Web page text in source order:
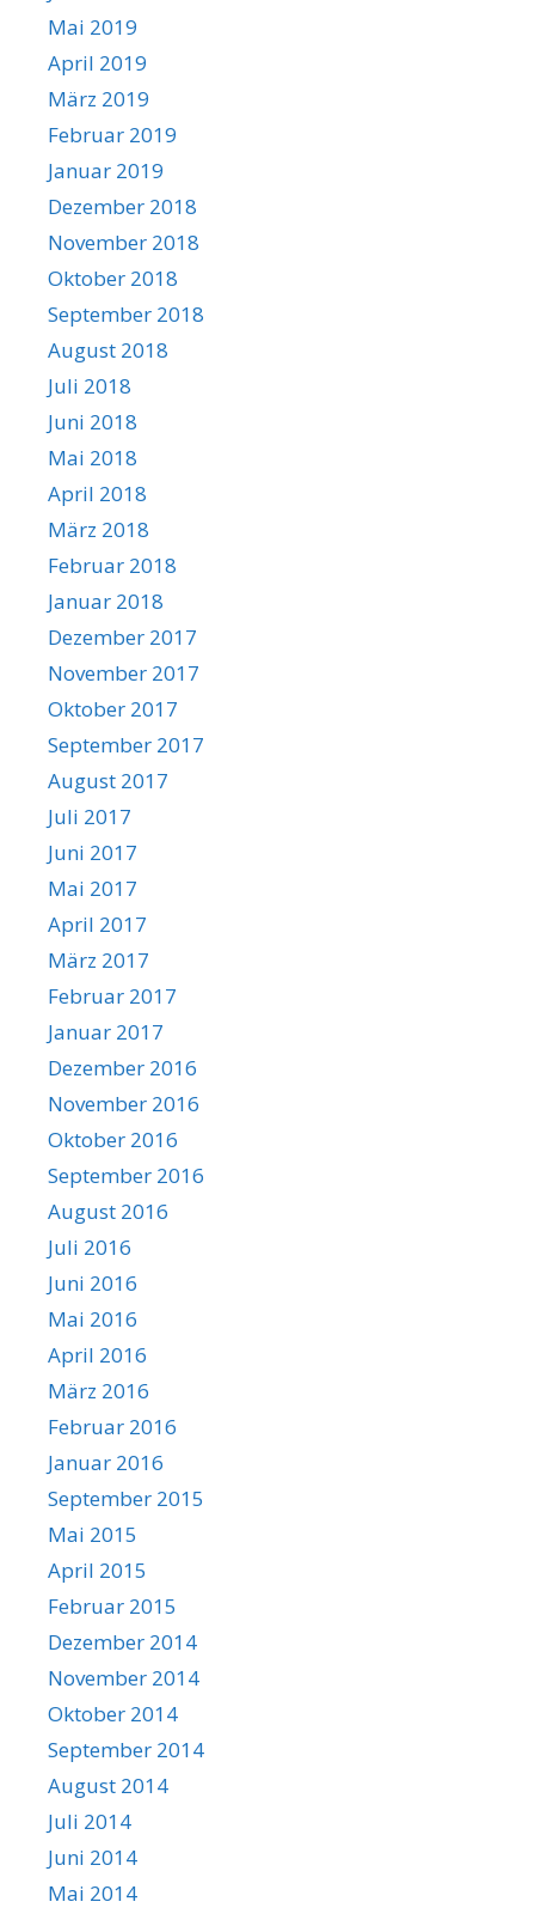
Mai 2019
April 2019
März 2019
Februar 2019
Januar 2019
Dezember 2018
November 2018
Oktober 2018
September 2018
August 2018
Juli 2018
Juni 2018
Mai 2018
April 2018
März 2018
Februar 2018
Januar 2018
Dezember 2017
November 2017
Oktober 2017
September 2017
August 2017
Juli 2017
Juni 2017
Mai 2017
April 2017
März 2017
Februar 2017
Januar 2017
Dezember 2016
November 2016
Oktober 2016
September 2016
August 2016
Juli 2016
Juni 2016
Mai 2016
April 2016
März 2016
Februar 2016
Januar 2016
September 2015
Mai 2015
April 2015
Februar 2015
Dezember 2014
November 2014
Oktober 2014
September 2014
August 2014
Juli 2014
Juni 2014
Mai 2014